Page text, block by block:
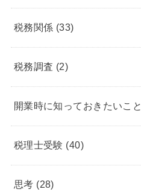
税務関係 (33)
税務調査 (2)
開業時に知っておきたいこと
税理士受験 (40)
思考 (28)